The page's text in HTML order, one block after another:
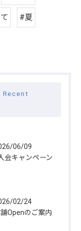
#夏
Recent
06/09
会キャンペーン
02/24
Openのご案内